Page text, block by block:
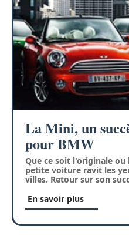
La Mini, un
pour BMW
Que ce soit l'originale
petite voiture ravit les
villes. Retour sur son
En savoir plus